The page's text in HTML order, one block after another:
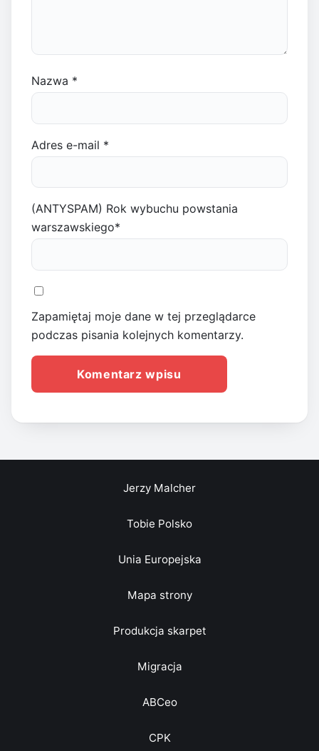
Nazwa *
Adres e-mail *
(ANTYSPAM) Rok wybuchu powstania
warszawskiego*
Zapamiętaj moje dane w tej przeglądarce
podczas pisania kolejnych komentarzy.
Jerzy Malcher
Tobie Polsko
Unia Europejska
Mapa strony
Produkcja skarpet
Migracja
ABCeo
CPK